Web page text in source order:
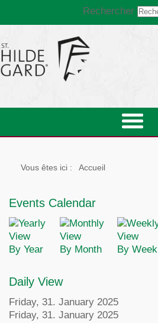
Rechercher
Vous êtes ici : Accueil
Events Calendar
By Year By Month By Week
Daily View
Friday, 31. January 2025
Friday, 31. January 2025